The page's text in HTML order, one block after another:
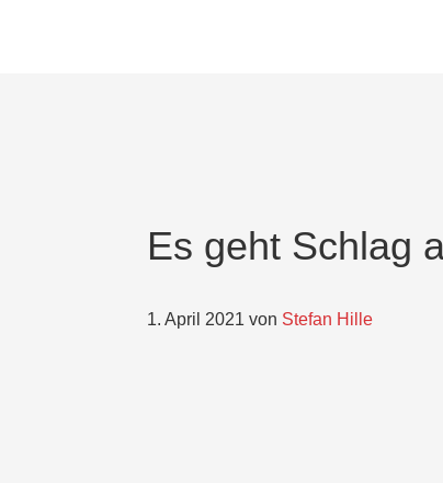
Es geht Schlag
1. April 2021 von Stefan Hille